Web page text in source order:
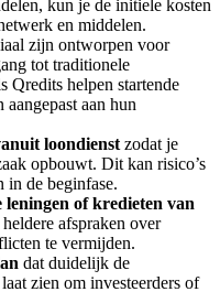
kun je de initiele kosten
en middelen.
zijn ontworpen voor
tot traditionele
Qredits helpen startende
aangepast aan hun
loondienst zodat je
opbouwt. Dit kan risico’s
in de beginfase.
leningen of kredieten van
heldere afspraken over
te vermijden.
dat duidelijk de
zien om investeerders of